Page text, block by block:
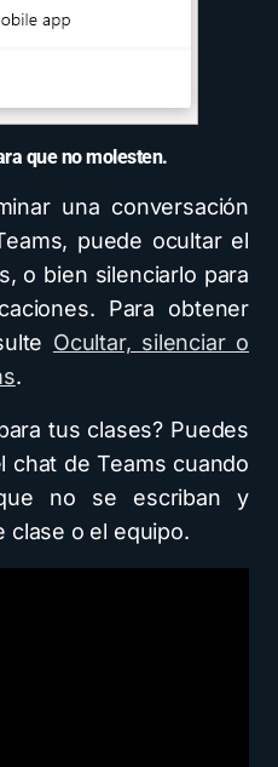
que no molesten.
una conversación
puede ocultar el
o bien silenciarlo para
Para obtener
Ocultar, silenciar o
.
tus clases? Puedes
chat de Teams cuando
no se escriban y
clase o el equipo.